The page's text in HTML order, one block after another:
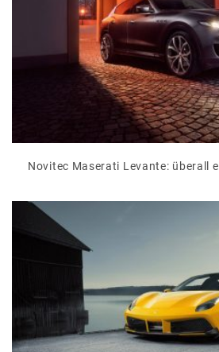
Novitec Maserati Levante: überall